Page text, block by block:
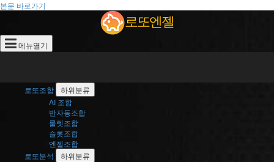
로
또
엔
본문 바로가기
로또엔젤
메뉴열기
로또조합
하위분류
AI 조합
반자동조합
룰렛조합
슬롯조합
엔젤조합
로또분석
하위분류